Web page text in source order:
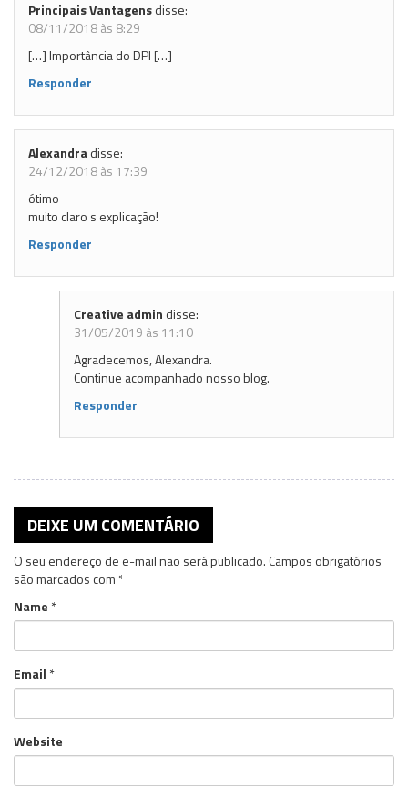
Principais Vantagensdisse:
08/11/2018 às 8:29
[…] Importância do DPI […]
Responder
Alexandradisse:
24/12/2018 às 17:39
ótimo
muito claro s explicação!
Responder
Creative admin disse:
31/05/2019 às 11:10
Agradecemos, Alexandra.
Continue acompanhado nosso blog.
Responder
DEIXE UM COMENTÁRIO
O seu endereço de e-mail não será publicado. Campos obrigatórios
são marcados com *
Name *
Email *
Website